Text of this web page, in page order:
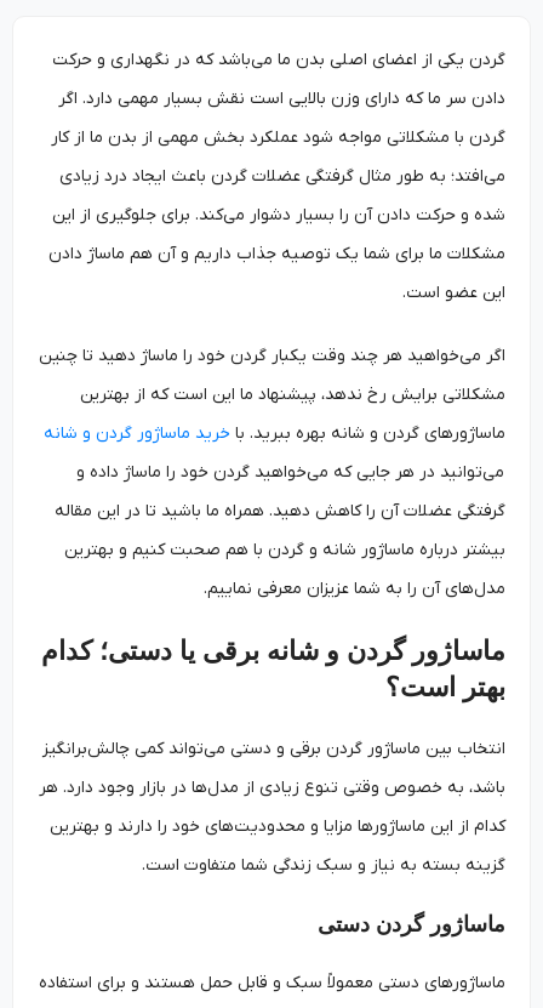
گردن یکی از اعضای اصلی بدن ما می‌باشد که در نگهداری و حرکت‌
دادن سر ما که دارای وزن بالایی است نقش بسیار مهمی دارد. اگر
گردن با مشکلاتی مواجه شود عملکرد بخش مهمی از بدن ما از کار
می‌افتد؛ به طور مثال گرفتگی عضلات گردن باعث ایجاد درد زیادی
شده و حرکت ‌دادن آن را بسیار دشوار می‌کند. برای جلوگیری از این
مشکلات ما برای شما یک توصیه جذاب داریم و آن هم ماساژ دادن
این عضو است.
اگر می‌خواهید هر چند وقت یکبار گردن خود را ماساژ دهید تا چنین
مشکلاتی برایش رخ ندهد، پیشنهاد ما این است که از بهترین
ماساژورهای گردن و شانه بهره ببرید. باخرید ماساژور گردن و شانه
می‌توانید در هر جایی که می‌خواهید گردن خود را ماساژ داده و
گرفتگی عضلات آن را کاهش دهید. همراه ما باشید تا در این مقاله
بیشتر درباره ماساژور شانه و گردن با هم صحبت کنیم و بهترین
مدل‌های آن را به شما عزیزان معرفی نماییم.
ماساژور گردن و شانه برقی یا دستی؛ کدام
بهتر است؟
انتخاب بین ماساژور گردن برقی و دستی می‌تواند کمی چالش‌برانگیز
باشد، به خصوص وقتی تنوع زیادی از مدل‌ها در بازار وجود دارد. هر
کدام از این ماساژورها مزایا و محدودیت‌های خود را دارند و بهترین
گزینه بسته به نیاز و سبک زندگی شما متفاوت است.
ماساژور گردن دستی
ماساژورهای دستی معمولاً سبک و قابل حمل هستند و برای استفاده